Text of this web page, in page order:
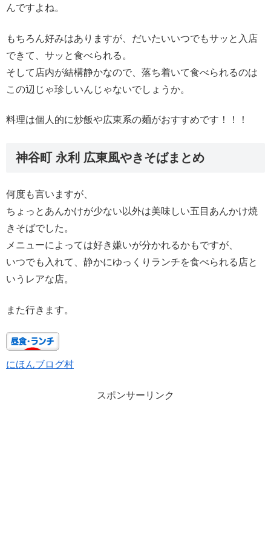
んですよね。
もちろん好みはありますが、だいたいいつでもサッと入店
できて、サッと食べられる。
そして店内が結構静かなので、落ち着いて食べられるのは
この辺じゃ珍しいんじゃないでしょうか。
料理は個人的に炒飯や広東系の麺がおすすめです！！！
神谷町 永利 広東風やきそばまとめ
何度も言いますが、
ちょっとあんかけが少ない以外は美味しい五目あんかけ焼
きそばでした。
メニューによっては好き嫌いが分かれるかもですが、
いつでも入れて、静かにゆっくりランチを食べられる店と
いうレアな店。
また行きます。
にほんブログ村
スポンサーリンク